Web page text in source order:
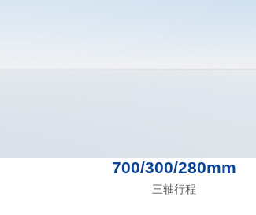
700/300/280mm
三轴行程